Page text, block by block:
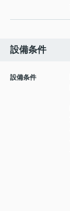
設備条件
設備条件